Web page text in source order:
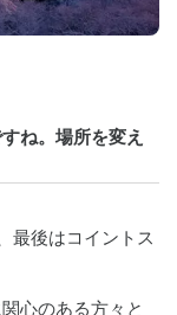
ね。場所を変え
最後はコイントス
心のある方々と